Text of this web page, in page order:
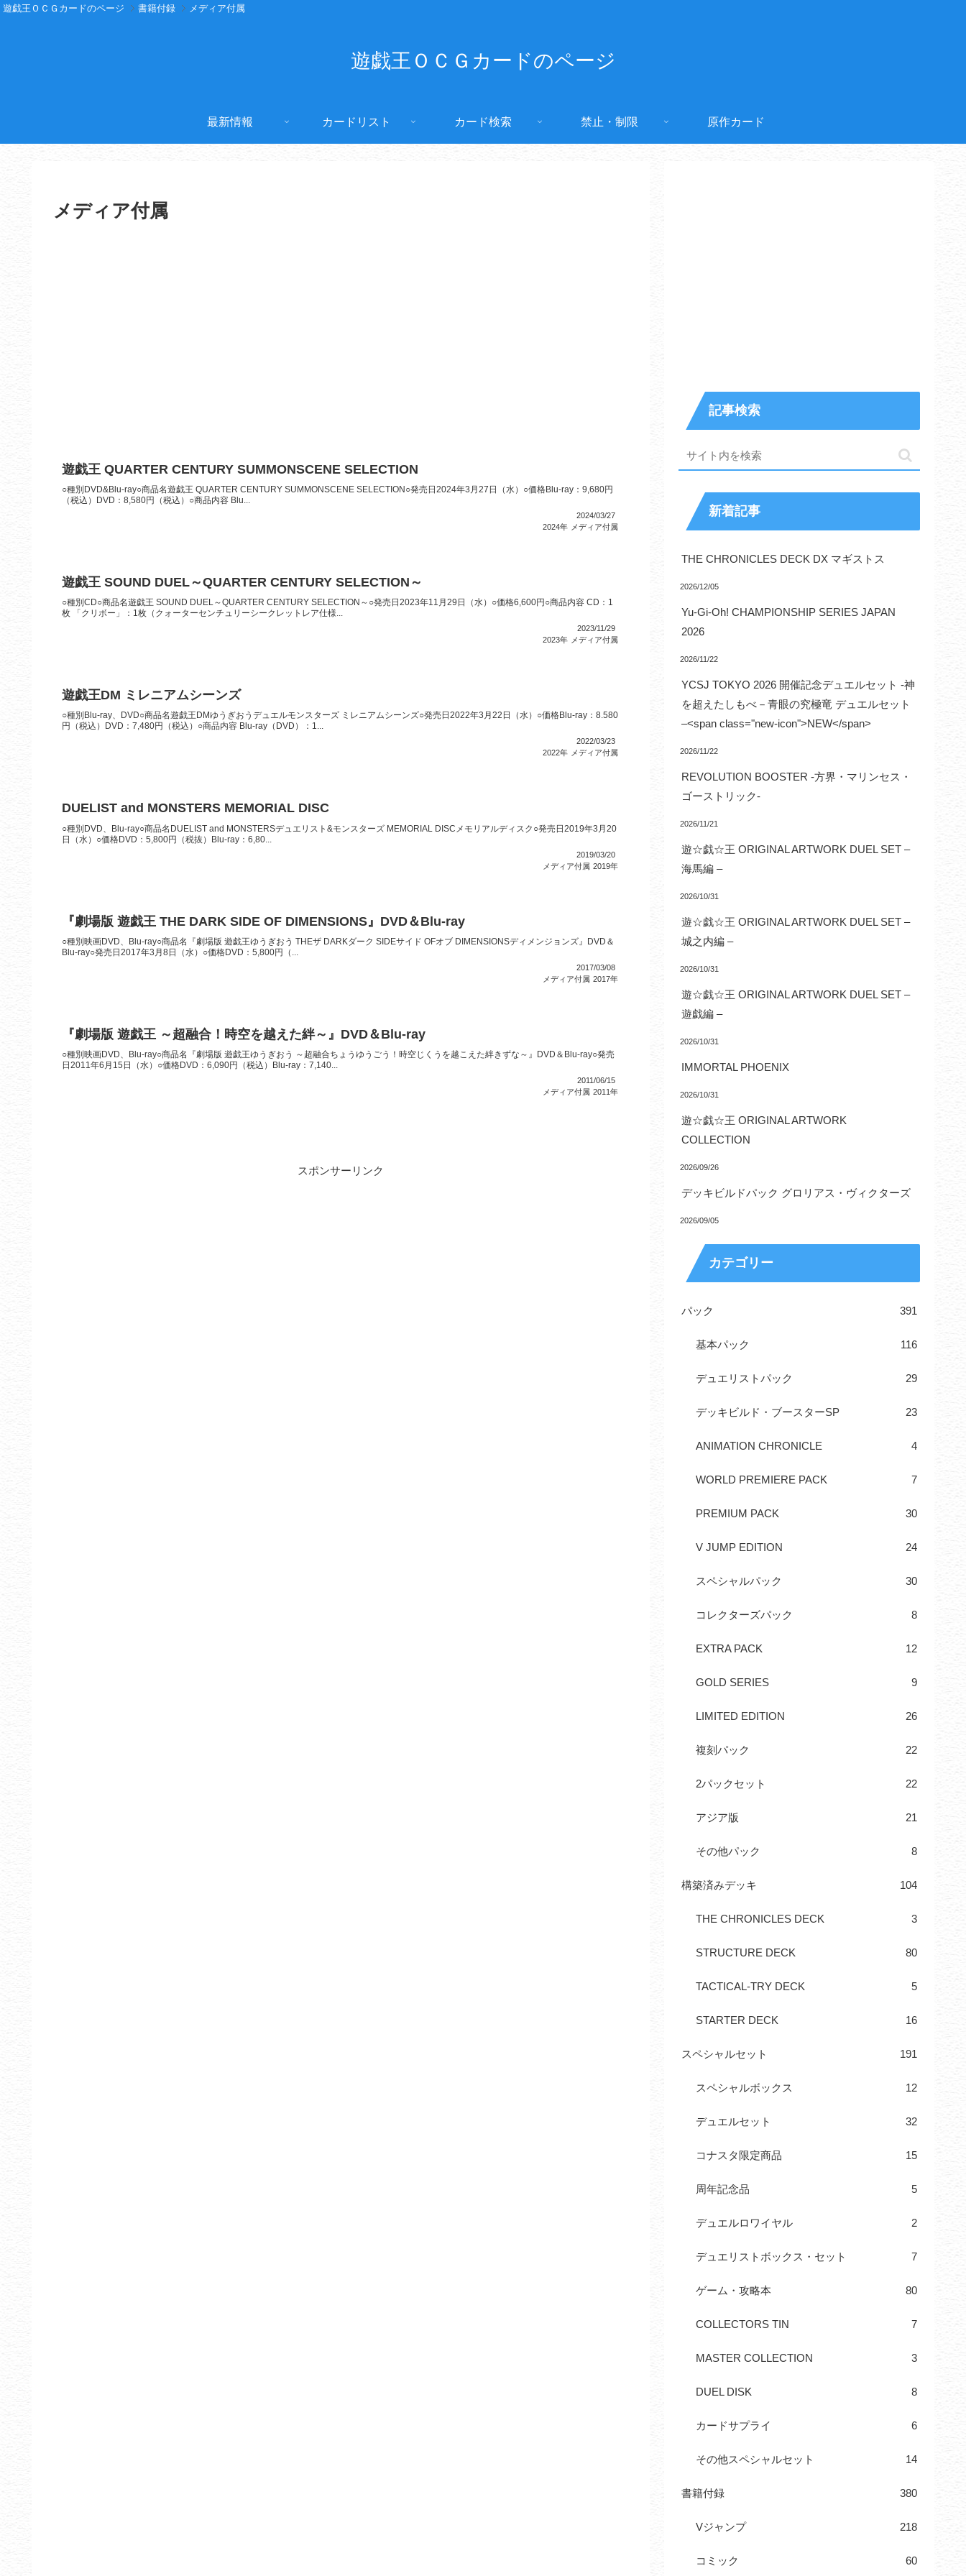
遊戯王ＯＣＧカードのページ 書籍付録 メディア付属
遊戯王ＯＣＧカードのページ
最新情報 カードリスト カード検索 禁止・制限 原作カード
メディア付属
遊戯王 QUARTER CENTURY SUMMONSCENE SELECTION
○種別DVD&Blu-ray○商品名遊戯王 QUARTER CENTURY SUMMONSCENE SELECTION○発売日2024年3月27日（水）○価格Blu-ray：9,680円
（税込）DVD：8,580円（税込）○商品内容 Blu...
2024/03/27
2024年 メディア付属
遊戯王 SOUND DUEL～QUARTER CENTURY SELECTION～
○種別CD○商品名遊戯王 SOUND DUEL～QUARTER CENTURY SELECTION～○発売日2023年11月29日（水）○価格6,600円○商品内容 CD：1
枚 「クリボー」：1枚（クォーターセンチュリーシークレットレア仕様...
2023/11/29
2023年 メディア付属
遊戯王DM ミレニアムシーンズ
○種別Blu-ray、DVD○商品名遊戯王DMゆうぎおうデュエルモンスターズ ミレニアムシーンズ○発売日2022年3月22日（水）○価格Blu-ray：8.580
円（税込）DVD：7,480円（税込）○商品内容 Blu-ray（DVD）：1...
2022/03/23
2022年 メディア付属
DUELIST and MONSTERS MEMORIAL DISC
○種別DVD、Blu-ray○商品名DUELIST and MONSTERSデュエリスト&モンスターズ MEMORIAL DISCメモリアルディスク○発売日2019年3月20
日（水）○価格DVD：5,800円（税抜）Blu-ray：6,80...
2019/03/20
メディア付属 2019年
『劇場版 遊戯王 THE DARK SIDE OF DIMENSIONS』DVD＆Blu-ray
○種別映画DVD、Blu-ray○商品名『劇場版 遊戯王ゆうぎおう THEザ DARKダーク SIDEサイド OFオブ DIMENSIONSディメンジョンズ』DVD＆
Blu-ray○発売日2017年3月8日（水）○価格DVD：5,800円（...
2017/03/08
メディア付属 2017年
『劇場版 遊戯王 ～超融合！時空を越えた絆～』DVD＆Blu-ray
○種別映画DVD、Blu-ray○商品名『劇場版 遊戯王ゆうぎおう ～超融合ちょうゆうごう！時空じくうを越こえた絆きずな～』DVD＆Blu-ray○発売
日2011年6月15日（水）○価格DVD：6,090円（税込）Blu-ray：7,140...
2011/06/15
メディア付属 2011年
スポンサーリンク
記事検索
新着記事
THE CHRONICLES DECK DX マギストス
2026/12/05
Yu-Gi-Oh! CHAMPIONSHIP SERIES JAPAN
2026
2026/11/22
YCSJ TOKYO 2026 開催記念デュエルセット -神
を超えたしもべ－青眼の究極竜 デュエルセット
–<span class="new-icon">NEW</span>
2026/11/22
REVOLUTION BOOSTER -方界・マリンセス・
ゴーストリック-
2026/11/21
遊☆戯☆王 ORIGINAL ARTWORK DUEL SET –
海馬編 –
2026/10/31
遊☆戯☆王 ORIGINAL ARTWORK DUEL SET –
城之内編 –
2026/10/31
遊☆戯☆王 ORIGINAL ARTWORK DUEL SET –
遊戯編 –
2026/10/31
IMMORTAL PHOENIX
2026/10/31
遊☆戯☆王 ORIGINAL ARTWORK
COLLECTION
2026/09/26
デッキビルドパック グロリアス・ヴィクターズ
2026/09/05
カテゴリー
パック 391
基本パック 116
デュエリストパック 29
デッキビルド・ブースターSP 23
ANIMATION CHRONICLE 4
WORLD PREMIERE PACK 7
PREMIUM PACK 30
V JUMP EDITION 24
スペシャルパック 30
コレクターズパック 8
EXTRA PACK 12
GOLD SERIES 9
LIMITED EDITION 26
複刻パック 22
2パックセット 22
アジア版 21
その他パック 8
構築済みデッキ 104
THE CHRONICLES DECK 3
STRUCTURE DECK 80
TACTICAL-TRY DECK 5
STARTER DECK 16
スペシャルセット 191
スペシャルボックス 12
デュエルセット 32
コナスタ限定商品 15
周年記念品 5
デュエルロワイヤル 2
デュエリストボックス・セット 7
ゲーム・攻略本 80
COLLECTORS TIN 7
MASTER COLLECTION 3
DUEL DISK 8
カードサプライ 6
その他スペシャルセット 14
書籍付録 380
Vジャンプ 218
コミック 60